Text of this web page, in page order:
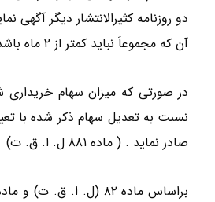
دو روزنامه کثیرالانتشار دیگر
آن که مجموعاَ نباید کمتر از ۲ ماه باشد ذکر گردد.
در صورتی که میزان سهام
نسبت به تعدیل سهام ذکر شده با
صادر نماید . ( ماده ۸۸۱ ل. ا. ق. ت)